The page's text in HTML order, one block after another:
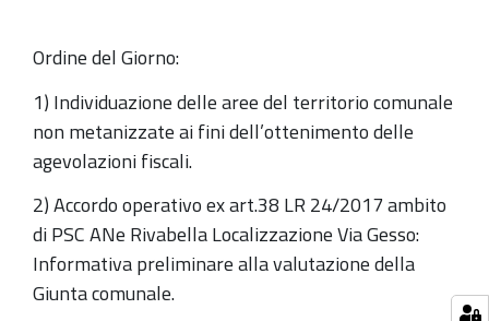
Ordine del Giorno:
1) Individuazione delle aree del territorio comunale
non metanizzate ai fini dell’ottenimento delle
agevolazioni fiscali.
2) Accordo operativo ex art.38 LR 24/2017 ambito
di PSC ANe Rivabella Localizzazione Via Gesso:
Informativa preliminare alla valutazione della
Giunta comunale.